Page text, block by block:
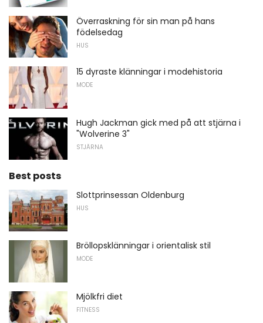
Överraskning för sin man på hans
födelsedag
HUS
15 dyraste klänningar i modehistoria
MODE
Hugh Jackman gick med på att stjärna i
"Wolverine 3"
STJÄRNA
Best posts
Slottprinsessan Oldenburg
HUS
Bröllopsklänningar i orientalisk stil
MODE
Mjölkfri diet
FITNESS